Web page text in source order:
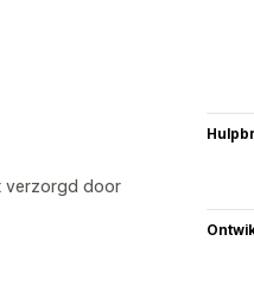
verzorgd door